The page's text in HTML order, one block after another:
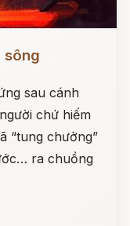
sông
sau cánh
chứ hiếm
“tung chưởng”
ra chuồng